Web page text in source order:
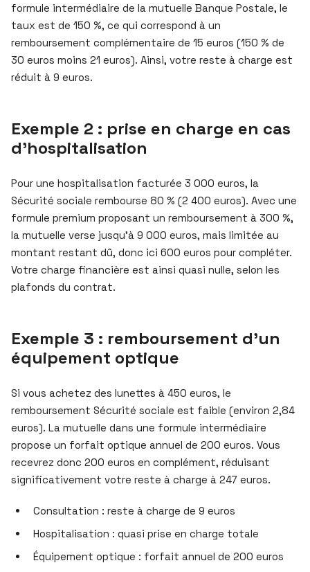
formule intermédiaire de la mutuelle Banque Postale, le
taux est de 150 %, ce qui correspond à un
remboursement complémentaire de 15 euros (150 % de
30 euros moins 21 euros). Ainsi, votre reste à charge est
réduit à 9 euros.
Exemple 2 : prise en charge en cas
d’hospitalisation
Pour une hospitalisation facturée 3 000 euros, la
Sécurité sociale rembourse 80 % (2 400 euros). Avec une
formule premium proposant un remboursement à 300 %,
la mutuelle verse jusqu’à 9 000 euros, mais limitée au
montant restant dû, donc ici 600 euros pour compléter.
Votre charge financière est ainsi quasi nulle, selon les
plafonds du contrat.
Exemple 3 : remboursement d’un
équipement optique
Si vous achetez des lunettes à 450 euros, le
remboursement Sécurité sociale est faible (environ 2,84
euros). La mutuelle dans une formule intermédiaire
propose un forfait optique annuel de 200 euros. Vous
recevrez donc 200 euros en complément, réduisant
significativement votre reste à charge à 247 euros.
Consultation : reste à charge de 9 euros
Hospitalisation : quasi prise en charge totale
Équipement optique : forfait annuel de 200 euros